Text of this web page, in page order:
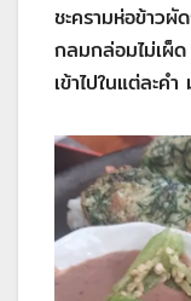
ชะครามห่อข้าว
กลมกล่อมไม่เผ็
เข้าไปในแต่ละค